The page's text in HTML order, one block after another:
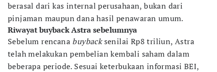
berasal dari kas internal perusahaan, bukan dari
pinjaman maupun dana hasil penawaran umum.
Riwayat buyback Astra sebelumnya
Sebelum rencana buybacksenilai Rp8 triliun, Astra
telah melakukan pembelian kembali saham dalam
beberapa periode. Sesuai keterbukaan informasi BEI,